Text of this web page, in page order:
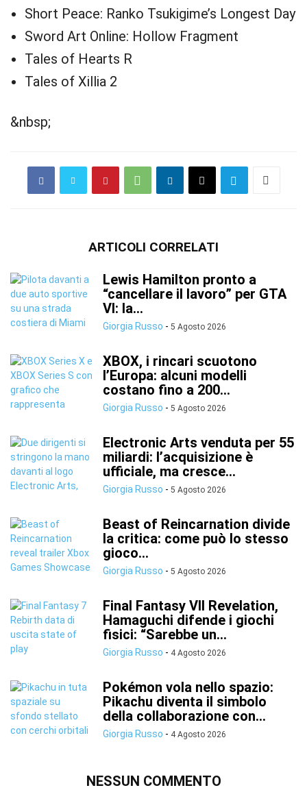
Short Peace: Ranko Tsukigime’s Longest Day
Sword Art Online: Hollow Fragment
Tales of Hearts R
Tales of Xillia 2
&nbsp;
ARTICOLI CORRELATI
Lewis Hamilton pronto a
“cancellare il lavoro” per GTA
VI: la...
Giorgia Russo - 5 Agosto 2026
XBOX, i rincari scuotono
l’Europa: alcuni modelli
costano fino a 200...
Giorgia Russo - 5 Agosto 2026
Electronic Arts venduta per 55
miliardi: l’acquisizione è
ufficiale, ma cresce...
Giorgia Russo - 5 Agosto 2026
Beast of Reincarnation divide
la critica: come può lo stesso
gioco...
Giorgia Russo - 5 Agosto 2026
Final Fantasy VII Revelation,
Hamaguchi difende i giochi
fisici: “Sarebbe un...
Giorgia Russo - 4 Agosto 2026
Pokémon vola nello spazio:
Pikachu diventa il simbolo
della collaborazione con...
Giorgia Russo - 4 Agosto 2026
NESSUN COMMENTO